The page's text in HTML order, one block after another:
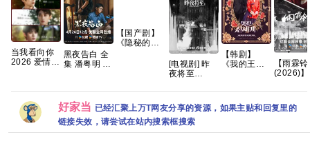
当我看向你
2026 爱情同
霁川 左右 已
更最新 夸克
黑夜告白 全
集 潘粤明 /
+】
【国产剧】
《隐秘的角
集】
[电视剧] 昨
夜将至
国语中字 (全
12集)
[12.2G]
【韩剧】
《我的王室
张胜祖 李世
熙 金玟锡 蔡
书安 金海淑
爱情/奇幻/已
【雨霖铃
(2026)】
更新】
【
码】【国
集/1G】
好家当 已经汇聚上万T网友分享的资源，如果主贴和回复里的
链接失效，请尝试在站内搜索框搜索